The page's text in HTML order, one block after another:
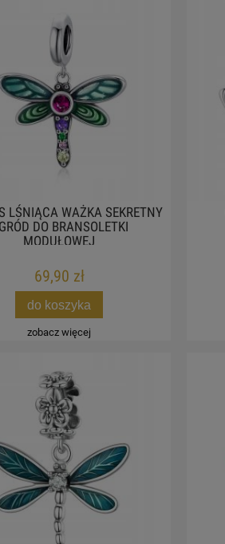
LŚNIĄCA WAŻKA SEKRETNY
DO BRANSOLETKI
MODUŁOWEJ
69,90 zł
do koszyka
zobacz więcej